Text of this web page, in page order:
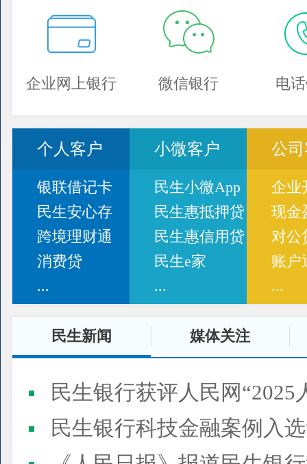
企业网上银行 微信银行 电
个人客户
银联借记卡
民生安心存
跨境理财通
消费贷
...
小微客户
民生小微App
民生惠抵押贷
民生惠信用贷
民生e家
...
公
企业
现金
对公
账户
...
民生新闻 媒体关注
民生银行获评人民网“2025
民生银行科技金融案例入选“2025人民